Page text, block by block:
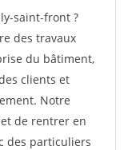
saint-front ?
des travaux
du bâtiment,
clients et
Notre
de rentrer en
des particuliers